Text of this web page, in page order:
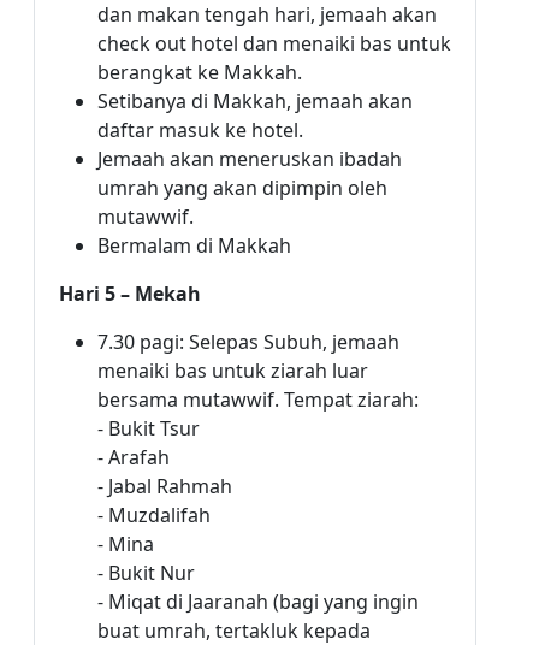
dan makan tengah hari, jemaah akan
check out hotel dan menaiki bas untuk
berangkat ke Makkah.
Setibanya di Makkah, jemaah akan
daftar masuk ke hotel.
Jemaah akan meneruskan ibadah
umrah yang akan dipimpin oleh
mutawwif.
Bermalam di Makkah
Hari 5 – Mekah
7.30 pagi: Selepas Subuh, jemaah
menaiki bas untuk ziarah luar
bersama mutawwif. Tempat ziarah:
- Bukit Tsur
- Arafah
- Jabal Rahmah
- Muzdalifah
- Mina
- Bukit Nur
- Miqat di Jaaranah (bagi yang ingin
buat umrah, tertakluk kepada